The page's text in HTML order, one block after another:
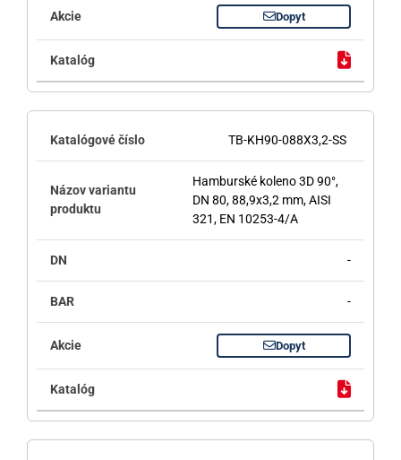
Dopyt
TB-KH90-088X3,2-SS
Hamburské koleno 3D 90°,
DN 80, 88,9x3,2 mm, AISI
321, EN 10253-4/A
-
-
Dopyt